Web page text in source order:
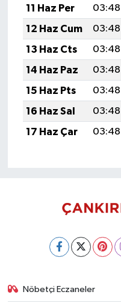
11 Haz Per
03:48
12 Haz Cum
03:48
13 Haz Cts
03:48
14 Haz Paz
03:48
15 Haz Pts
03:48
16 Haz Sal
03:48
17 Haz Çar
03:48
Nöbetçi Eczaneler